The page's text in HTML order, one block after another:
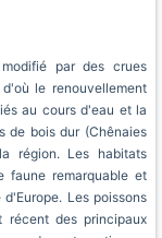
par des crues
le renouvellement
au cours d'eau et la
de bois dur (Chênaies
région. Les habitats
faune remarquable et
Les poissons
récent des principaux